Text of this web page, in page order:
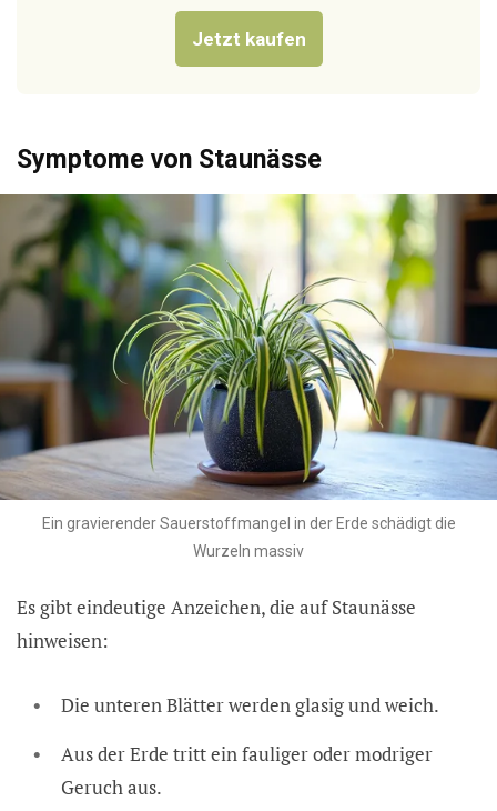
Jetzt kaufen
Symptome von Staunässe
Ein gravierender Sauerstoffmangel in der Erde schädigt die
Wurzeln massiv
Es gibt eindeutige Anzeichen, die auf Staunässe
hinweisen:
Die unteren Blätter werden glasig und weich.
Aus der Erde tritt ein fauliger oder modriger
Geruch aus.